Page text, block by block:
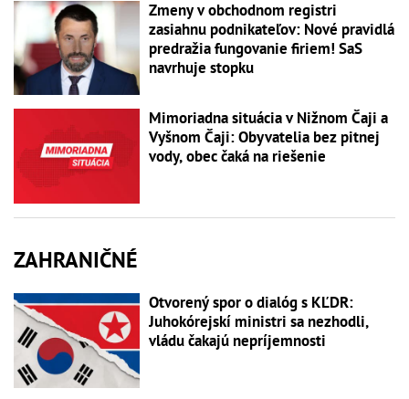
Zmeny v obchodnom registri
zasiahnu podnikateľov: Nové pravidlá
predražia fungovanie firiem! SaS
navrhuje stopku
Mimoriadna situácia v Nižnom Čaji a
Vyšnom Čaji: Obyvatelia bez pitnej
vody, obec čaká na riešenie
ZAHRANIČNÉ
Otvorený spor o dialóg s KĽDR:
Juhokórejskí ministri sa nezhodli,
vládu čakajú nepríjemnosti